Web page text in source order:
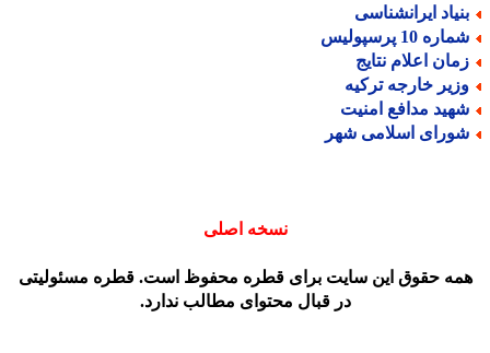
ایرانشناسی
10 پرسپولیس
اعلام نتایج
خارجه ترکیه
مدافع امنیت
اسلامی شهر
نسخه اصلی
حقوق این سایت برای قطره محفوظ است. قطره مسئولیتی
در قبال محتوای مطالب ندارد.